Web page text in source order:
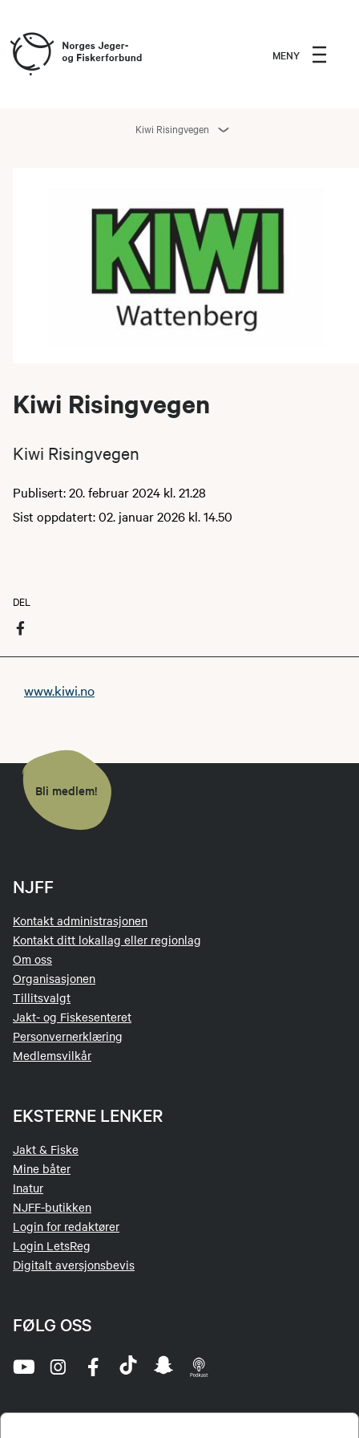
MENY
Kiwi Risingvegen
Kiwi Risingvegen
Kiwi Risingvegen
Publisert: 20. februar 2024 kl. 21.28
Sist oppdatert: 02. januar 2026 kl. 14.50
DEL
www.kiwi.no
Bli medlem!
NJFF
Kontakt administrasjonen
Kontakt ditt lokallag eller regionlag
Om oss
Organisasjonen
Tillitsvalgt
Jakt- og Fiskesenteret
Personvernerklæring
Medlemsvilkår
EKSTERNE LENKER
Jakt & Fiske
Mine båter
Inatur
NJFF-butikken
Login for redaktører
Login LetsReg
Digitalt aversjonsbevis
FØLG OSS